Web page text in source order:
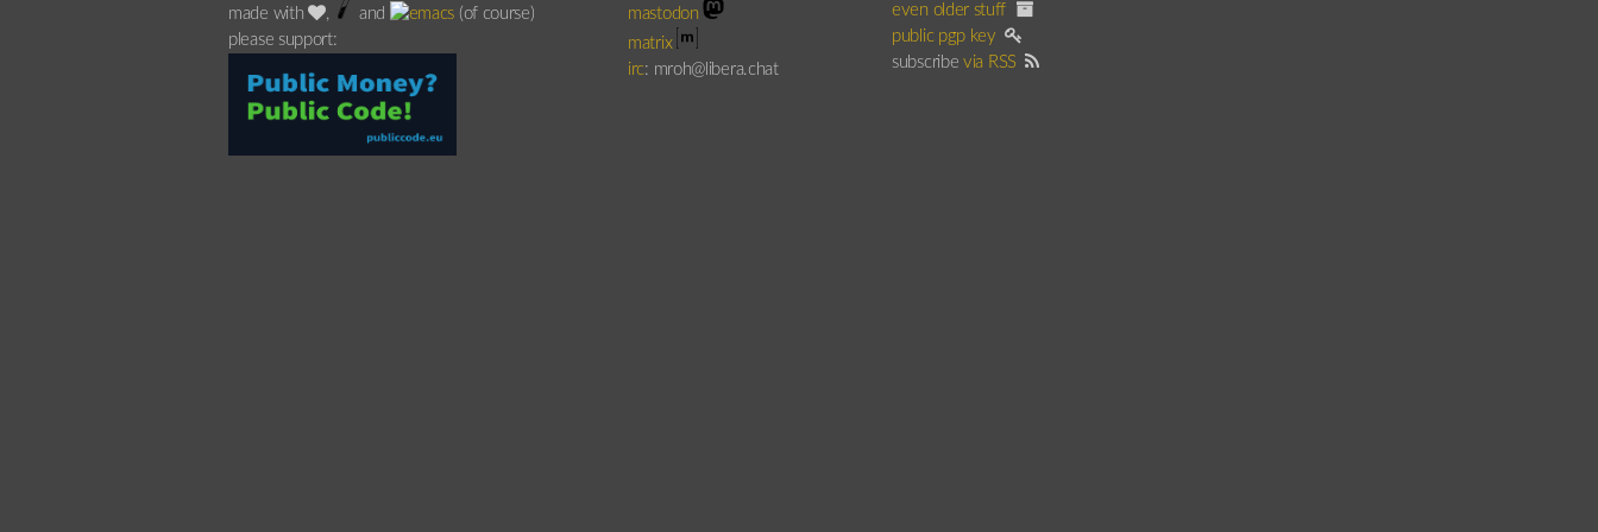
made with
, and
(of course)
please support:
mastodon
matrix
irc: mroh@libera.chat
even older stuff
public pgp key
subscribevia RSS